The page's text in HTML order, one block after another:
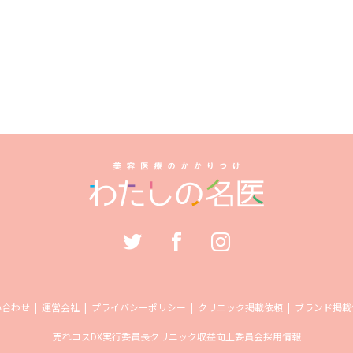
わせ 運営会社 プライバシーポリシー クリニック掲載依頼 ブランド掲
売れコスDX実行委員長クリニック収益向上委員会採用情報